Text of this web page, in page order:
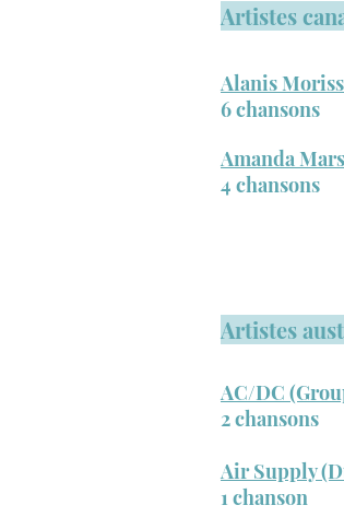
Artistes
Alanis
6 chansons
Amanda
4 chansons
Artistes
AC/DC
2 chansons
Air Supply
1 chanson